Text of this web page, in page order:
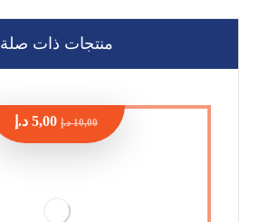
منتجات ذات صلة
10,00 د.إ 5,00 د.إ